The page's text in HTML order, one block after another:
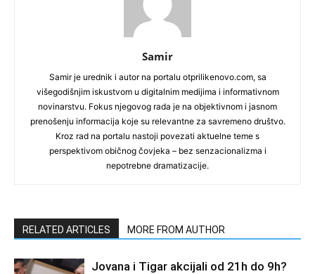
Samir
Samir je urednik i autor na portalu otprilikenovo.com, sa
višegodišnjim iskustvom u digitalnim medijima i informativnom
novinarstvu. Fokus njegovog rada je na objektivnom i jasnom
prenošenju informacija koje su relevantne za savremeno društvo.
Kroz rad na portalu nastoji povezati aktuelne teme s
perspektivom običnog čovjeka – bez senzacionalizma i
nepotrebne dramatizacije.
RELATED ARTICLES MORE FROM AUTHOR
Jovana i Tigar akcijali od 21h do 9h?